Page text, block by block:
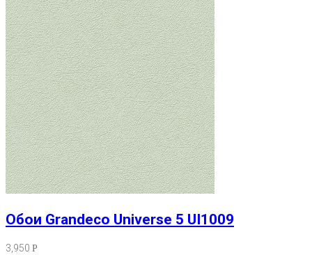
Обои Grandeco Universe 5 UI1009
3,950 Р